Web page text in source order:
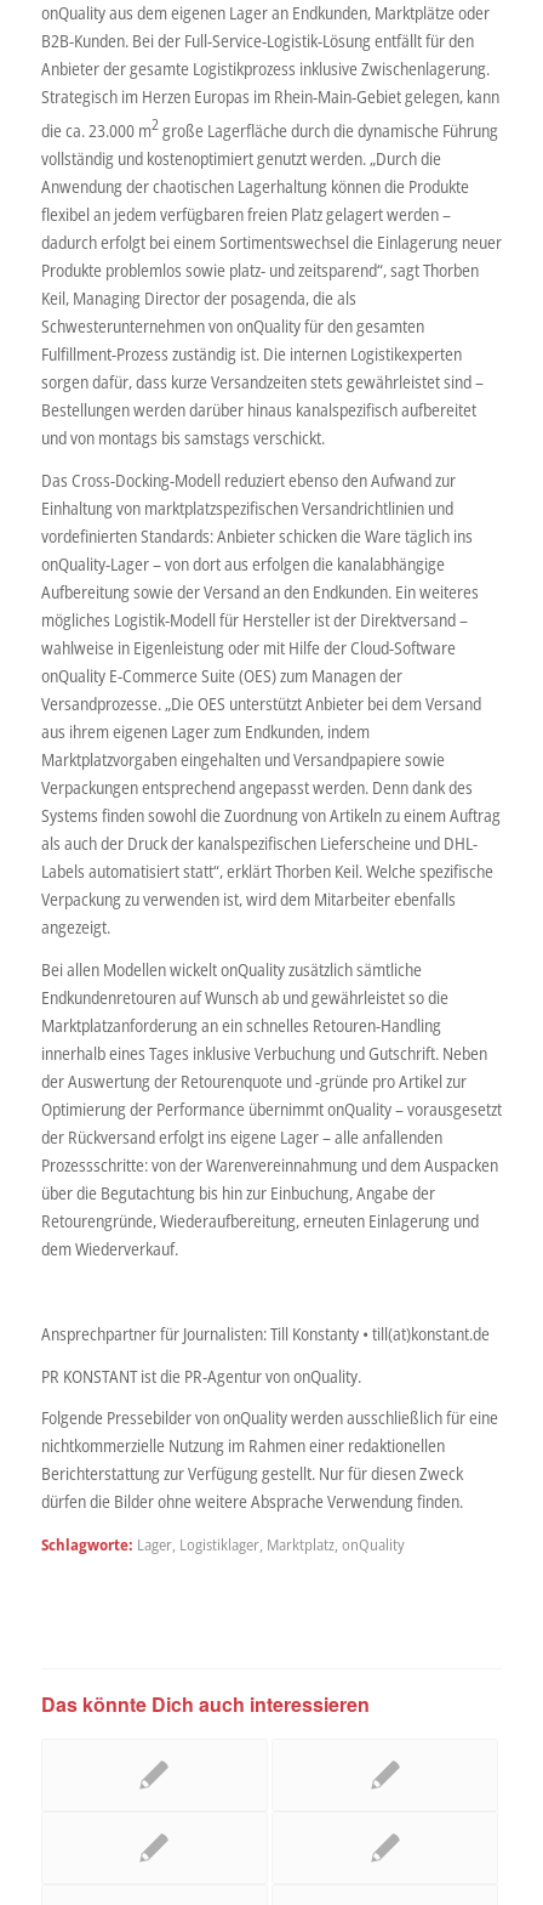
onQuality aus dem eigenen Lager an Endkunden, Marktplätze oder
B2B-Kunden. Bei der Full-Service-Logistik-Lösung entfällt für den
Anbieter der gesamte Logistikprozess inklusive Zwischenlagerung.
Strategisch im Herzen Europas im Rhein-Main-Gebiet gelegen, kann
die ca. 23.000 m2große Lagerfläche durch die dynamische Führung
vollständig und kostenoptimiert genutzt werden. „Durch die
Anwendung der chaotischen Lagerhaltung können die Produkte
flexibel an jedem verfügbaren freien Platz gelagert werden –
dadurch erfolgt bei einem Sortimentswechsel die Einlagerung neuer
Produkte problemlos sowie platz- und zeitsparend“, sagt Thorben
Keil, Managing Director der posagenda, die als
Schwesterunternehmen von onQuality für den gesamten
Fulfillment-Prozess zuständig ist. Die internen Logistikexperten
sorgen dafür, dass kurze Versandzeiten stets gewährleistet sind –
Bestellungen werden darüber hinaus kanalspezifisch aufbereitet
und von montags bis samstags verschickt.
Das Cross-Docking-Modell reduziert ebenso den Aufwand zur
Einhaltung von marktplatzspezifischen Versandrichtlinien und
vordefinierten Standards: Anbieter schicken die Ware täglich ins
onQuality-Lager – von dort aus erfolgen die kanalabhängige
Aufbereitung sowie der Versand an den Endkunden. Ein weiteres
mögliches Logistik-Modell für Hersteller ist der Direktversand –
wahlweise in Eigenleistung oder mit Hilfe der Cloud-Software
onQuality E-Commerce Suite (OES) zum Managen der
Versandprozesse. „Die OES unterstützt Anbieter bei dem Versand
aus ihrem eigenen Lager zum Endkunden, indem
Marktplatzvorgaben eingehalten und Versandpapiere sowie
Verpackungen entsprechend angepasst werden. Denn dank des
Systems finden sowohl die Zuordnung von Artikeln zu einem Auftrag
als auch der Druck der kanalspezifischen Lieferscheine und DHL-
Labels automatisiert statt“, erklärt Thorben Keil. Welche spezifische
Verpackung zu verwenden ist, wird dem Mitarbeiter ebenfalls
angezeigt.
Bei allen Modellen wickelt onQuality zusätzlich sämtliche
Endkundenretouren auf Wunsch ab und gewährleistet so die
Marktplatzanforderung an ein schnelles Retouren-Handling
innerhalb eines Tages inklusive Verbuchung und Gutschrift. Neben
der Auswertung der Retourenquote und -gründe pro Artikel zur
Optimierung der Performance übernimmt onQuality – vorausgesetzt
der Rückversand erfolgt ins eigene Lager – alle anfallenden
Prozessschritte: von der Warenvereinnahmung und dem Auspacken
über die Begutachtung bis hin zur Einbuchung, Angabe der
Retourengründe, Wiederaufbereitung, erneuten Einlagerung und
dem Wiederverkauf.
Ansprechpartner für Journalisten: Till Konstanty • till(at)konstant.de
PR KONSTANT ist die PR-Agentur von onQuality.
Folgende Pressebilder von onQuality werden ausschließlich für eine
nichtkommerzielle Nutzung im Rahmen einer redaktionellen
Berichterstattung zur Verfügung gestellt. Nur für diesen Zweck
dürfen die Bilder ohne weitere Absprache Verwendung finden.
Schlagworte: Lager, Logistiklager, Marktplatz, onQuality
Das könnte Dich auch interessieren